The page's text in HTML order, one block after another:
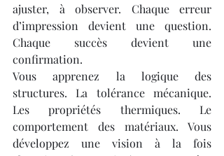
ajuster, à observer. Chaque erreur
d’impression devient une question.
Chaque succès devient une
confirmation.
Vous apprenez la logique des
structures. La tolérance mécanique.
Les propriétés thermiques. Le
comportement des matériaux. Vous
développez une vision à la fois